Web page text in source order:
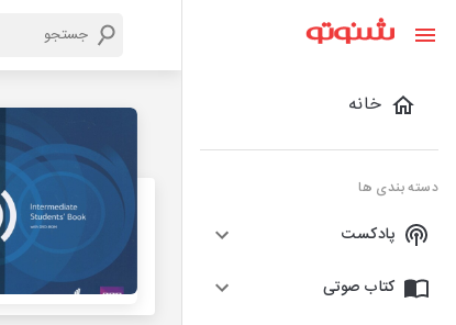
خانه
دسته بندی ها
پادکست
کتاب صوتی